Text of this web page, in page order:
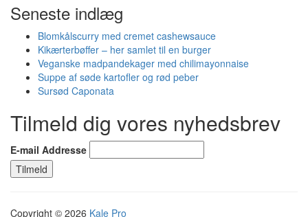
Seneste indlæg
Blomkålscurry med cremet cashewsauce
Kikærterbøffer – her samlet til en burger
Veganske madpandekager med chilimayonnaise
Suppe af søde kartofler og rød peber
Sursød Caponata
Tilmeld dig vores nyhedsbrev
E-mail Addresse
Copyright © 2026 Kale Pro